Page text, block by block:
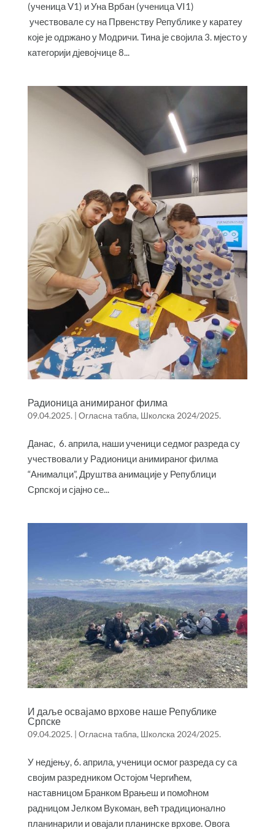
(ученица V1) и Уна Врбан (ученица VI1)
учествовале су на Првенству Републике у каратеу
које је одржано у Модричи. Тина је својила 3. мјесто у
категорији д‌јевојчице 8...
Радионица анимираног филма
09.04.2025. | Огласна табла, Школска 2024/2025.
Данас, 6. априла, наши ученици седмог разреда су
учествовали у Радионици анимираног филма
“Анималци”, Друштва анимације у Републици
Српској и сјајно се...
И даље освајамо врхове наше Републике
Српске
09.04.2025. | Огласна табла, Школска 2024/2025.
У недјењу, 6. априла, ученици осмог разреда су са
својим разредником Остојом Чергићем,
наставницом Бранком Врањеш и помоћном
радницом Јелком Вукоман, већ традиционално
планинарили и овајали планинске врхове. Овога